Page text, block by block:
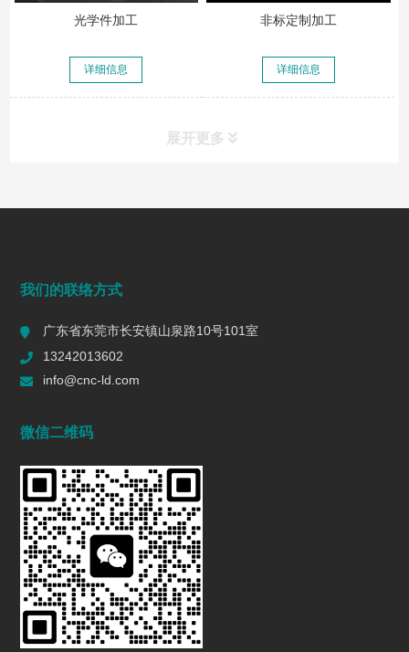
光学件加工
详细信息
非标定制加工
详细信息
展开更多
2026/07/28 133
2026/01/13
五轴CNC加工在机匣制造中的难点是什么?
2025/12/27 1432
行业动态 INDUSTRY DYNAMICS
我们的联络方式
广东省东莞市长安镇山泉路10号101室
13242013602
info@cnc-ld.com
微信二维码